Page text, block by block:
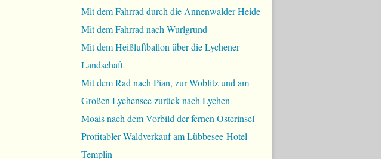
Mit dem Fahrrad durch die Annenwalder Heide
Mit dem Fahrrad nach Wurlgrund
Mit dem Heißluftballon über die Lychener
Landschaft
Mit dem Rad nach Pian, zur Woblitz und am
Großen Lychensee zurück nach Lychen
Moais nach dem Vorbild der fernen Osterinsel
Profitabler Waldverkauf am Lübbesee-Hotel
Templin